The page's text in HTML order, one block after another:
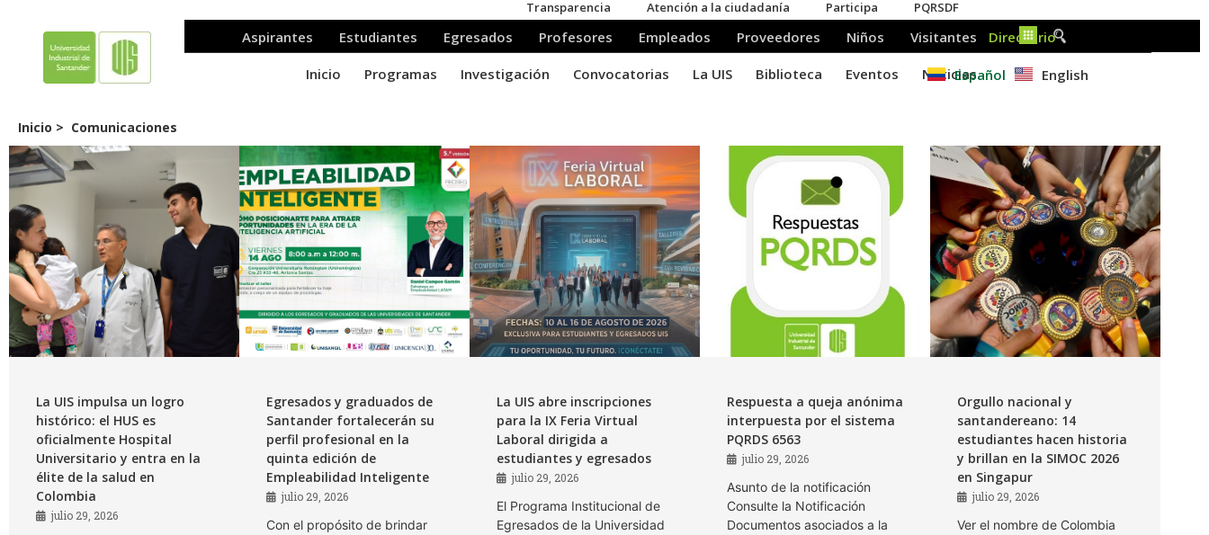
Español English
Inicio > Comunicaciones
La UIS impulsa un logro
histórico: el HUS es
oficialmente Hospital
Universitario y entra en la
élite de la salud en
Colombia
julio 29, 2026
Egresados y graduados de
Santander fortalecerán su
perfil profesional en la
quinta edición de
Empleabilidad Inteligente
julio 29, 2026
Con el propósito de brindar
La UIS abre inscripciones
para la IX Feria Virtual
Laboral dirigida a
estudiantes y egresados
julio 29, 2026
El Programa Institucional de
Egresados de la Universidad
Respuesta a queja anónima
interpuesta por el sistema
PQRDS 6563
julio 29, 2026
Asunto de la notificación
Consulte la Notificación
Documentos asociados a la
Orgullo nacional y
santandereano: 14
estudiantes hacen historia
y brillan en la SIMOC 2026
en Singapur
julio 29, 2026
Ver el nombre de Colombia